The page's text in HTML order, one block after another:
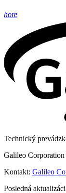
hore
Technický
Galileo
Kontakt: Galileo
Posledná